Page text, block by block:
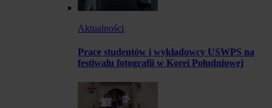
Aktualności
Prace studentów i wykładowcy USWPS na
festiwalu fotografii w Korei Południowej